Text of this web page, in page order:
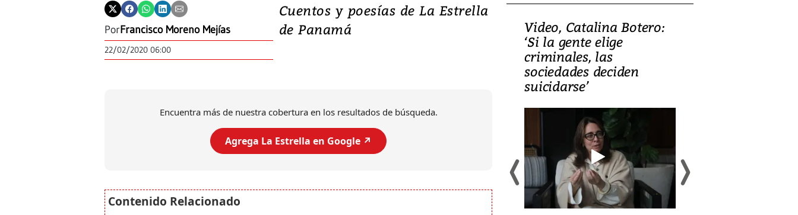
PorFrancisco Moreno Mejías
22/02/2020 06:00
Cuentos y poesías de La Estrella
de Panamá
Encuentra más de nuestra cobertura en los resultados de búsqueda.
Agrega La Estrella en Google ↗️
Video, Japón: Terremoto
Un fuerte terremoto de magnitud
Video, Catalina Botero:
‘Si la gente elige
criminales, las
sociedades deciden
suicidarse’